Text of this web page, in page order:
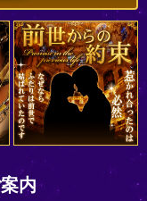
内